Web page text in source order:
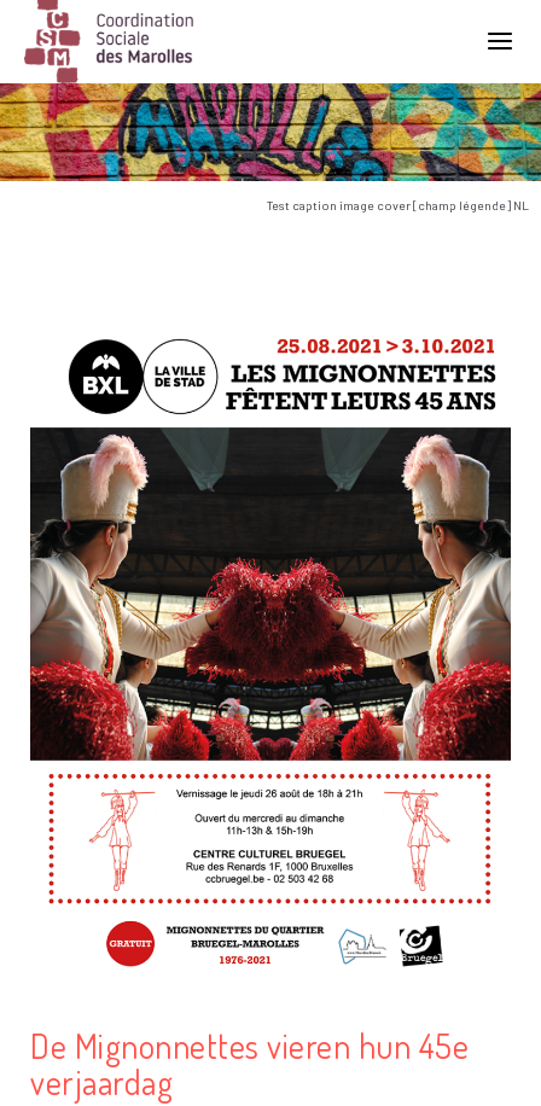
Main Navigation
Test caption image cover [champ légende] NL
De Mignonnettes vieren hun 45e
verjaardag